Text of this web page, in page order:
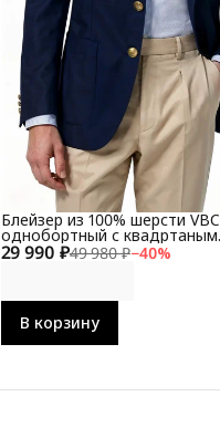
29 990 ₽49 980 ₽−40%
Блейзер из 100% шерсти VBC
однобортный с квадртаным
лацканом
В корзину